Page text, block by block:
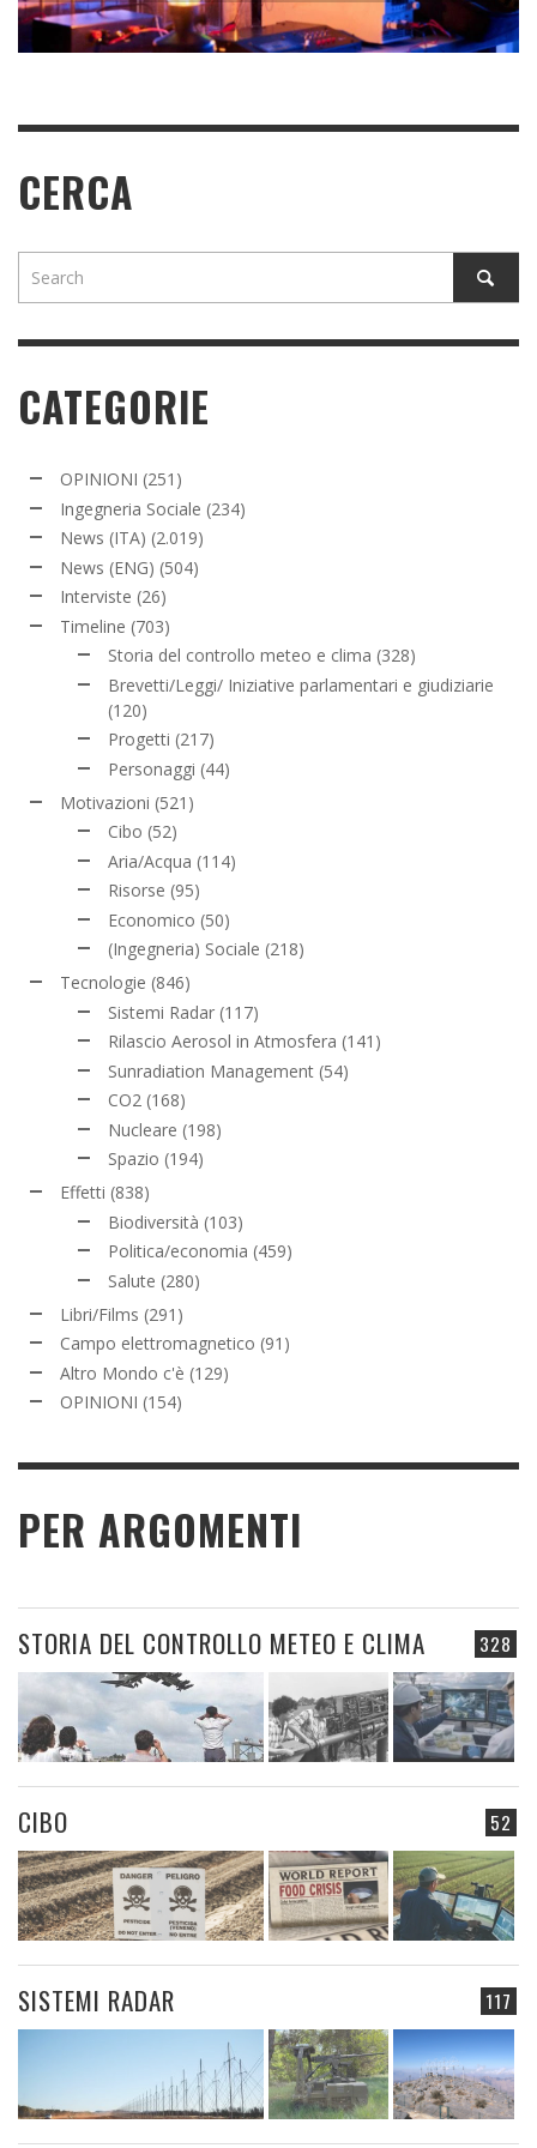
READ MORE
READ MORE
READ MORE
CERCA
CATEGORIE
OPINIONI (251)
Ingegneria Sociale (234)
News (ITA) (2.019)
News (ENG) (504)
Interviste (26)
Timeline (703)
Storia del controllo meteo e clima (328)
Brevetti/Leggi/ Iniziative parlamentari e giudiziarie
(120)
Progetti (217)
Personaggi (44)
Motivazioni (521)
Cibo (52)
Aria/Acqua (114)
Risorse (95)
Economico (50)
(Ingegneria) Sociale (218)
Tecnologie (846)
Sistemi Radar (117)
Rilascio Aerosol in Atmosfera (141)
Sunradiation Management (54)
CO2 (168)
Nucleare (198)
Spazio (194)
Effetti (838)
Biodiversità (103)
Politica/economia (459)
Salute (280)
Libri/Films (291)
Campo elettromagnetico (91)
Altro Mondo c'è (129)
OPINIONI (154)
PER ARGOMENTI
328
STORIA DEL CONTROLLO METEO E CLIMA
52
CIBO
117
SISTEMI RADAR